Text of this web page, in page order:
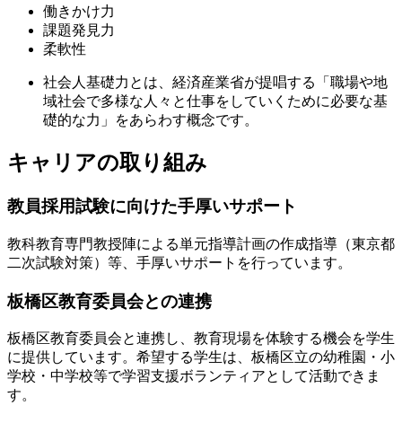
働きかけ力
課題発見力
柔軟性
社会人基礎力とは、経済産業省が提唱する「職場や地
域社会で多様な人々と仕事をしていくために必要な基
礎的な力」をあらわす概念です。
キャリアの取り組み
教員採用試験に向けた手厚いサポート
教科教育専門教授陣による単元指導計画の作成指導（東京都
二次試験対策）等、手厚いサポートを行っています。
板橋区教育委員会との連携
板橋区教育委員会と連携し、教育現場を体験する機会を学生
に提供しています。希望する学生は、板橋区立の幼稚園・小
学校・中学校等で学習支援ボランティアとして活動できま
す。